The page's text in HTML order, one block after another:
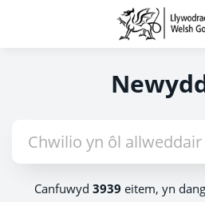
Canfuwyd 3939 eitem, yn